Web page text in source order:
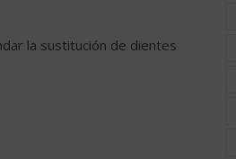
la sustitución de dientes